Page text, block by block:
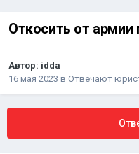
Откосить от армии
Автор: idda
16 мая 2023 в Отвечают